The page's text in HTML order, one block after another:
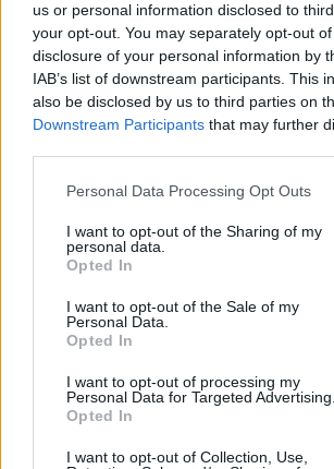
us or personal information disclosed to
your opt-out. You may separately opt-out
disclosure of your personal information by
IAB’s list of downstream participants. This
also be disclosed by us to third parties on
Downstream Participants that may further
Personal Data Processing Opt Outs
I want to opt-out of the Sharing of my
personal data.
Opted In
I want to opt-out of the Sale of my
Personal Data.
Opted In
I want to opt-out of processing my
Personal Data for Targeted Advertising.
Opted In
I want to opt-out of Collection, Use,
METTRE À JOUR:
La réponse officielle "Malheureusement,
d'insérer cet événement, mais comme
débutera le 3 juin, nous ne l'insérerons
obtenir le Loot-o-matic / City Wheel.
May 27, 2018
andguyjean1
ninnik63
Elle est là ce matin : super !